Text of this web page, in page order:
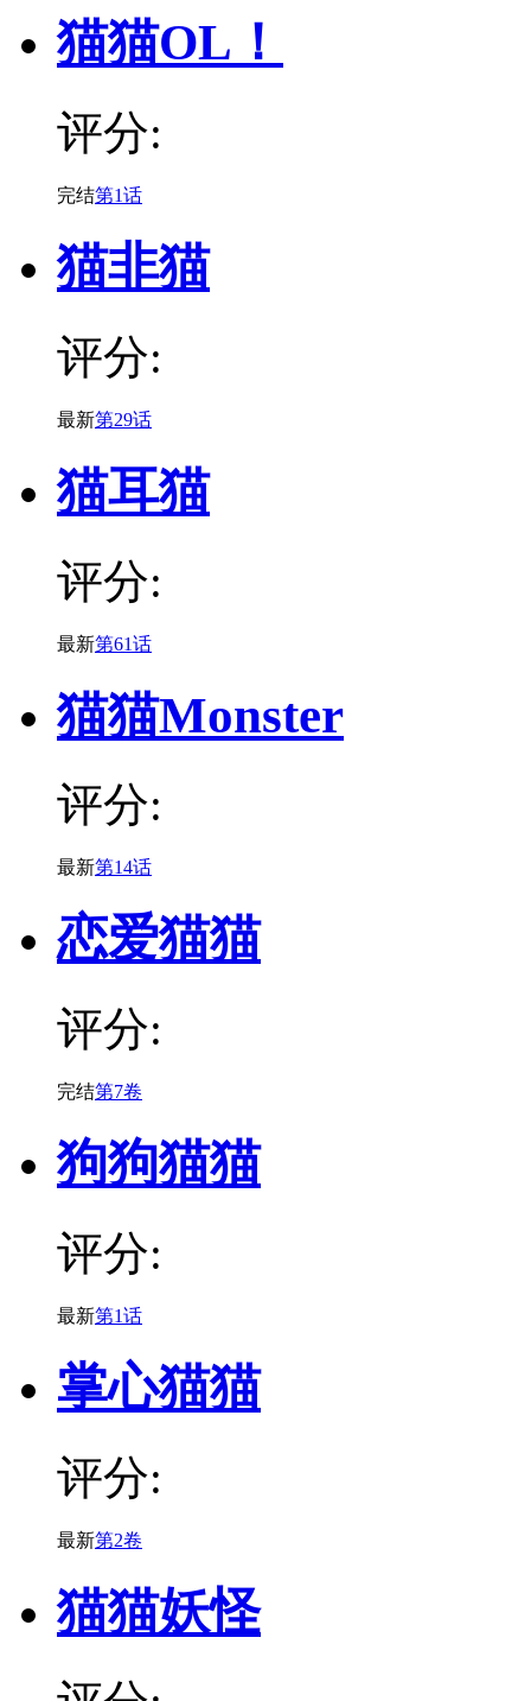
猫猫OL！
评分:
完结第1话
猫非猫
评分:
最新第29话
猫耳猫
评分:
最新第61话
猫猫Monster
评分:
最新第14话
恋爱猫猫
评分:
完结第7卷
狗狗猫猫
评分:
最新第1话
掌心猫猫
评分:
最新第2卷
猫猫妖怪